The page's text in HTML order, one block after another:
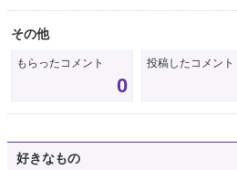
その他
もらったコメント
0
投稿したコメント
好きなもの